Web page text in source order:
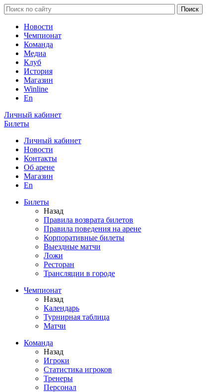
Новости
Чемпионат
Команда
Медиа
Клуб
История
Магазин
Winline
En
Личный кабинет
Билеты
Личный кабинет
Новости
Контакты
Об арене
Магазин
En
Билеты
Назад
Правила возврата билетов
Правила поведения на арене
Корпоративные билеты
Выездные матчи
Ложи
Ресторан
Трансляции в городе
Чемпионат
Назад
Календарь
Турнирная таблица
Матчи
Команда
Назад
Игроки
Статистика игроков
Тренеры
Персонал